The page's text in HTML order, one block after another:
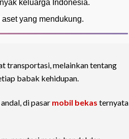
keluarga Indonesia.
yang mendukung.
transportasi, melainkan tentang
babak kehidupan.
di pasar mobil bekas ternyata